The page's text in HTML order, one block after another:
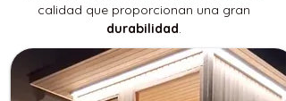
calidad que proporcionan una gran
durabilidad